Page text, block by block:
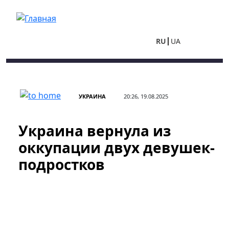
RU UA
УКРАИНА 20:26, 19.08.2025
Украина вернула из
оккупации двух девушек-
подростков